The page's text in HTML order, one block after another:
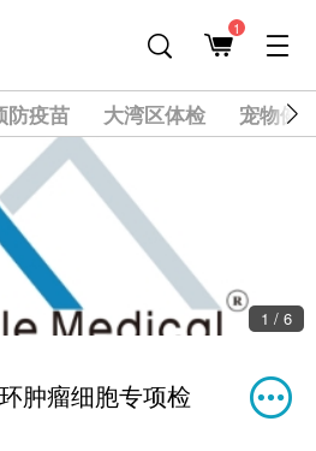
1
防疫苗 大湾区体检 宠物健
1 / 6
肿瘤细胞专项检